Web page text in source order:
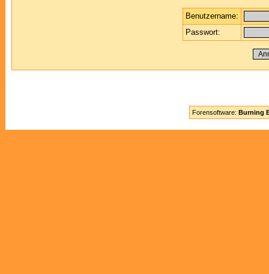
Benutzername:
Passwort:
Forensoftware: Burning